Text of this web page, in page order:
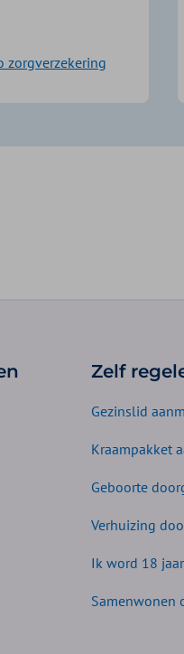
zorgverzekering
Zelf
Gezinslid
Kraampakket
Geboorte
Verhuizing
Ik word 18 jaar
Samenwonen